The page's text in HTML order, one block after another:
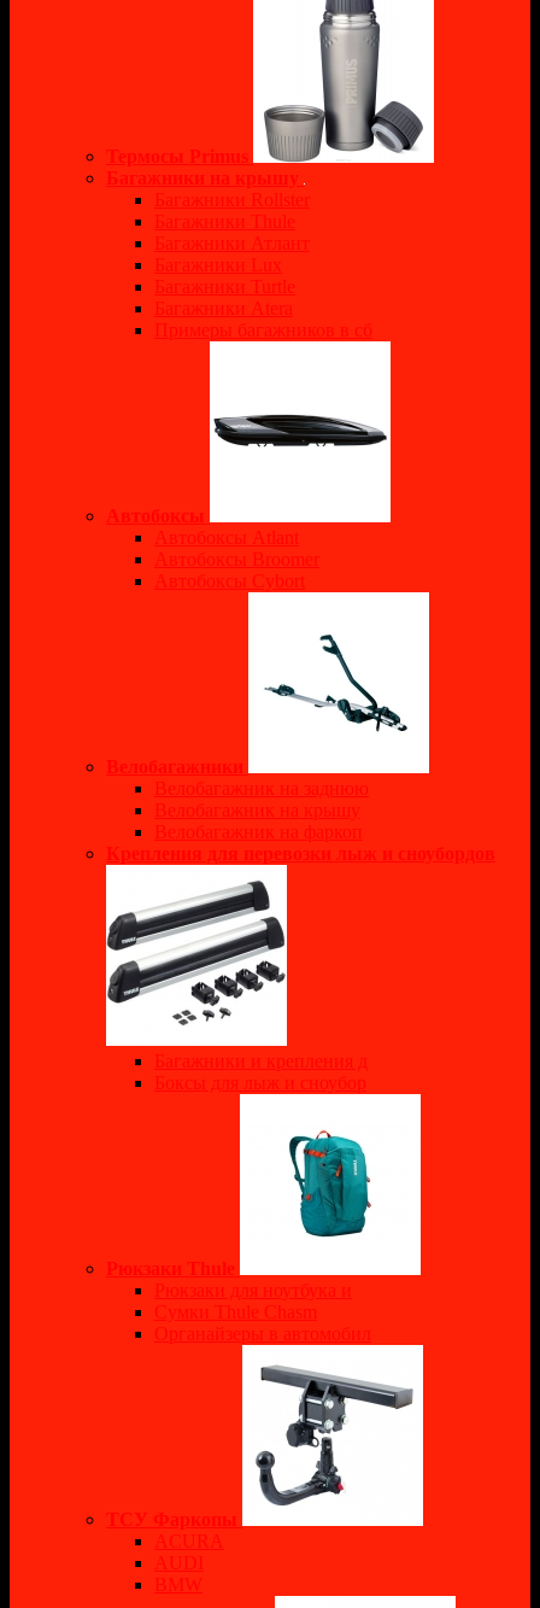
Термосы Primus
Багажники на крышу
Багажники Rollster
Багажники Thule
Багажники Атлант
Багажники Lux
Багажники Turtle
Багажники Atera
Примеры багажников в сб
Автобоксы
Автобоксы Atlant
Автобоксы Broomer
Автобоксы Cybort
Велобагажники
Велобагажник на заднюю
Велобагажник на крышу
Велобагажник на фаркоп
Крепления для перевозки лыж и сноубордов
Багажники и крепления д
Боксы для лыж и сноубор
Рюкзаки Thule
Рюкзаки для ноутбука и
Сумки Thule Chasm
Органайзеры в автомобил
ТСУ Фаркопы
ACURA
AUDI
BMW